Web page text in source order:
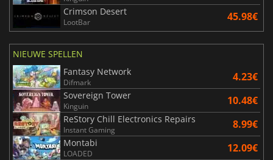
Crimson Desert
LootBar 45.98€
NIEUWE SPELLEN
Fantasy Network
Difmark 4.23€
Sovereign Tower
Kinguin 10.48€
ReStory Chill Electronics Repairs
Instant Gaming 8.99€
Montabi
LOADED 12.09€